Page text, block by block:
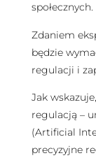
społecznych.
Zdaniem
będzie
regulacji i
Jak
regulacją –
(Artificial
precyzyjne